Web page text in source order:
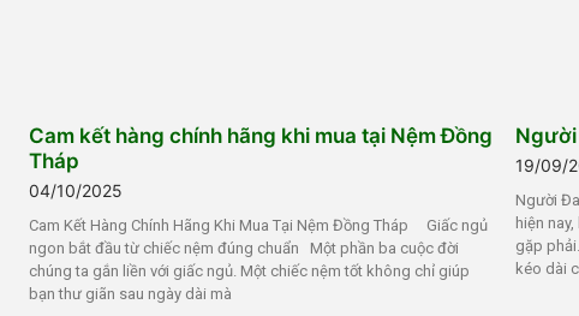
Cam kết hàng chính hãng khi mua tại Nệm Đồng
Tháp
04/10/2025
Cam Kết Hàng Chính Hãng Khi Mua Tại Nệm Đồng Tháp Giấc ngủ
ngon bắt đầu từ chiếc nệm đúng chuẩn Một phần ba cuộc đời
chúng ta gắn liền với giấc ngủ. Một chiếc nệm tốt không chỉ giúp
bạn thư giãn sau ngày dài mà
Người
19/09/
Người
hiện
gặp
kéo dài